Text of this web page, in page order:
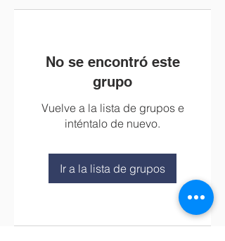
No se encontró este
grupo
Vuelve a la lista de grupos e
inténtalo de nuevo.
Ir a la lista de grupos